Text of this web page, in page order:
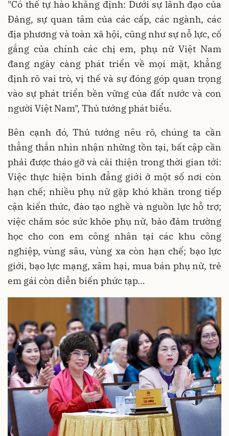
"Có thể tự hào khẳng định: Dưới sự lãnh đạo của
Đảng, sự quan tâm của các cấp, các ngành, các
địa phương và toàn xã hội, cũng như sự nỗ lực, cố
gắng của chính các chị em, phụ nữ Việt Nam
đang ngày càng phát triển về mọi mặt, khẳng
định rõ vai trò, vị thế và sự đóng góp quan trọng
vào sự phát triển bền vững của đất nước và con
người Việt Nam", Thủ tướng phát biểu.
Bên cạnh đó, Thủ tướng nêu rõ, chúng ta cần
thẳng thắn nhìn nhận những tồn tại, bất cập cần
phải được tháo gỡ và cải thiện trong thời gian tới:
Việc thực hiện bình đẳng giới ở một số nơi còn
hạn chế; nhiều phụ nữ gặp khó khăn trong tiếp
cận kiến thức, đào tạo nghề và nguồn lực hỗ trợ;
việc chăm sóc sức khỏe phụ nữ, bảo đảm trường
học cho con em công nhân tại các khu công
nghiệp, vùng sâu, vùng xa còn hạn chế; bạo lực
giới, bạo lực mạng, xâm hại, mua bán phụ nữ, trẻ
em gái còn diễn biến phức tạp…